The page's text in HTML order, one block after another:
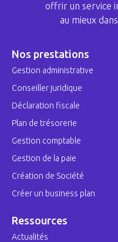
offrir un service
au mieux
Nos prestations
Gestion administrative
Conseiller juridique
Déclaration fiscale
Plan de trésorerie
Gestion comptable
Gestion de la paie
Création de Société
Créer un business plan
Ressources
Actualités